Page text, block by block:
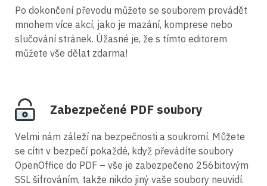
Po dokončení převodu můžete se souborem provádět
mnohem více akcí, jako je mazání, komprese nebo
slučování stránek. Úžasné je, že s tímto editorem
můžete vše dělat zdarma!
Zabezpečené PDF soubory
Velmi nám záleží na bezpečnosti a soukromí. Můžete
se cítit v bezpečí pokaždé, když převádíte soubory
OpenOffice do PDF – vše je zabezpečeno 256bitovým
SSL šifrováním, takže nikdo jiný vaše soubory neuvidí.